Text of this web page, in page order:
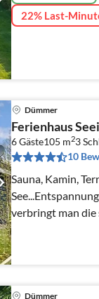
22% Last-
Dümmer
Ferienhaus
6 Gäste105 m23
10
Sauna, Kamin,
verbringt man die
Jahreszeit!
Dümmer